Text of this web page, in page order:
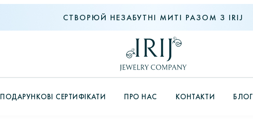
СТВОРЮЙ НЕЗАБУТНІ МИТІ РАЗОМ З IRIJ
ПОДАРУНКОВІ СЕРТИФІКАТИ ПРО НАС КОНТАКТИ БЛОГ